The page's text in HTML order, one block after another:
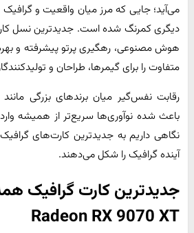
می‌آید؛ جایی که مرز میان واقعیت و
دیگری کمرنگ شده است. جدیدترین نسل
هوش مصنوعی، رهگیری پرتو پیشرفته و
متفاوت را برای گیمرها، طراحان و
باعث شده نوآوری‌ها سریع‌تر از همیشه وارد
آینده‌ گرافیک را شکل می‌دهند.
جدیدترین کارت گرافیک
Radeon RX 9070 XT